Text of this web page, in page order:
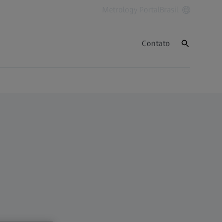
Contato